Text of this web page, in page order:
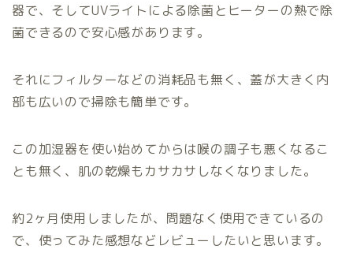
器で、そしてUVライトによる除菌とヒーターの熱で除
菌できるので安心感があります。
それにフィルターなどの消耗品も無く、蓋が大きく内
部も広いので掃除も簡単です。
この加湿器を使い始めてからは喉の調子も悪くなるこ
とも無く、肌の乾燥もカサカサしなくなりました。
約2ヶ月使用しましたが、問題なく使用できているの
で、使ってみた感想などレビューしたいと思います。